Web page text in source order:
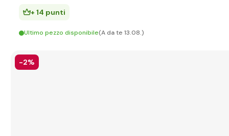
+ 14 punti
Ultimo pezzo disponibile(A da te 13.08.)
-2%